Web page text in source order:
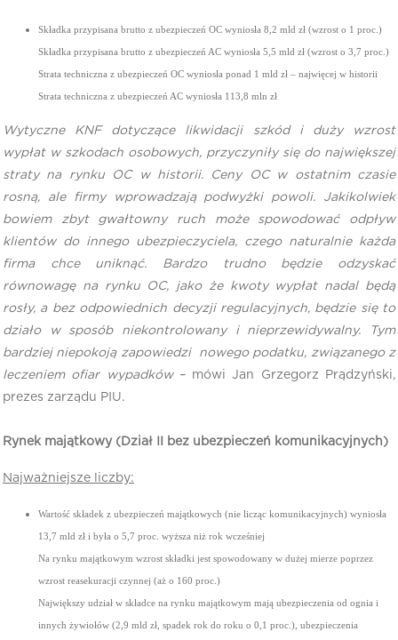
Składka przypisana brutto z ubezpieczeń OC wyniosła 8,2 mld zł (wzrost o 1 proc.)
Składka przypisana brutto z ubezpieczeń AC wyniosła 5,5 mld zł (wzrost o 3,7 proc.)
Strata techniczna z ubezpieczeń OC wyniosła ponad 1 mld zł – najwięcej w historii
Strata techniczna z ubezpieczeń AC wyniosła 113,8 mln zł
Wytyczne KNF dotyczące likwidacji szkód i duży wzrost
wypłat w szkodach osobowych, przyczyniły się do największej
straty na rynku OC w historii. Ceny OC w ostatnim czasie
rosną, ale firmy wprowadzają podwyżki powoli. Jakikolwiek
bowiem zbyt gwałtowny ruch może spowodować odpływ
klientów do innego ubezpieczyciela, czego naturalnie każda
firma chce uniknąć. Bardzo trudno będzie odzyskać
równowagę na rynku OC, jako że kwoty wypłat nadal będą
rosły, a bez odpowiednich decyzji regulacyjnych, będzie się to
działo w sposób niekontrolowany i nieprzewidywalny. Tym
bardziej niepokoją zapowiedzi nowego podatku, związanego z
leczeniem ofiar wypadków– mówi Jan Grzegorz Prądzyński,
prezes zarządu PIU.
Rynek majątkowy (Dział II bez ubezpieczeń komunikacyjnych)
Najważniejsze liczby:
Wartość składek z ubezpieczeń majątkowych (nie licząc komunikacyjnych) wyniosła
13,7 mld zł i była o 5,7 proc. wyższa niż rok wcześniej
Na rynku majątkowym wzrost składki jest spowodowany w dużej mierze poprzez
wzrost reasekuracji czynnej (aż o 160 proc.)
Największy udział w składce na rynku majątkowym mają ubezpieczenia od ognia i
innych żywiołów (2,9 mld zł, spadek rok do roku o 0,1 proc.), ubezpieczenia